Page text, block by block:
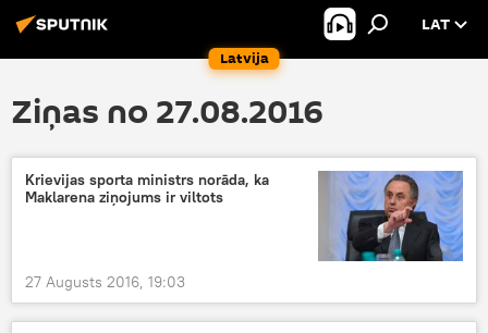
Latvija
LAT
Ziņas no 27.08.2016
Krievijas sporta ministrs norāda, ka
Maklarena ziņojums ir viltots
27 Augusts 2016, 19:03